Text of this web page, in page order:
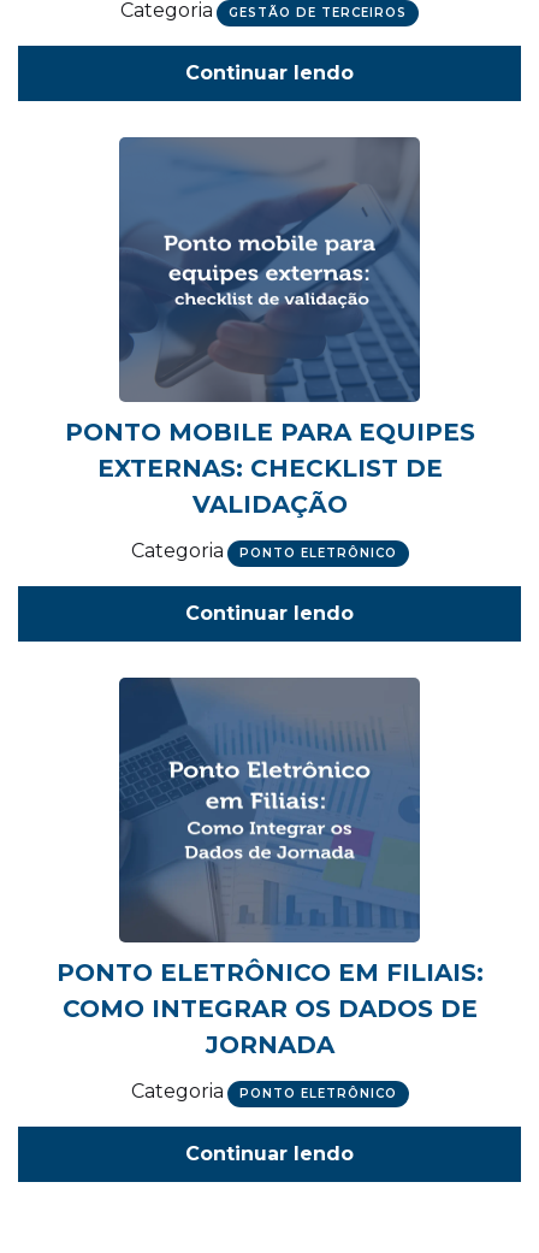
Categoria GESTÃO DE TERCEIROS
Continuar lendo
PONTO MOBILE PARA EQUIPES
EXTERNAS: CHECKLIST DE
VALIDAÇÃO
Categoria PONTO ELETRÔNICO
Continuar lendo
PONTO ELETRÔNICO EM FILIAIS:
COMO INTEGRAR OS DADOS DE
JORNADA
Categoria PONTO ELETRÔNICO
Continuar lendo